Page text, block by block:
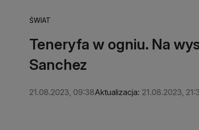
ŚWIAT
Teneryfa w ogniu. Na
Sanchez
21.08.2023, 09:38Aktualizacja: 21.08.2023,